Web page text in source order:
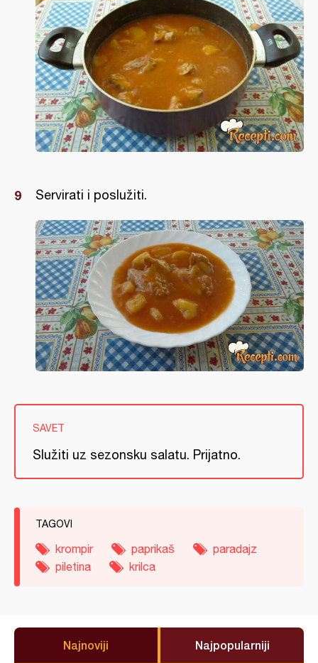
Servirati i poslužiti.
SAVET
Služiti uz sezonsku salatu. Prijatno.
TAGOVI
krompir paprikaš
paradajz
piletina
krilca
Najnoviji Najpopularniji